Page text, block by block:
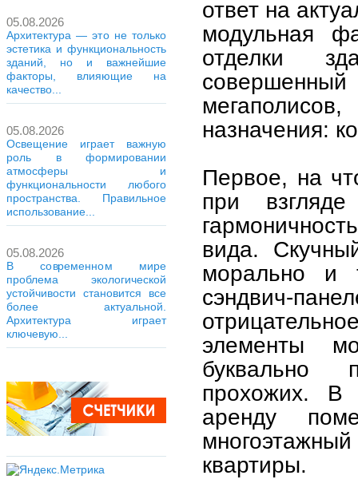
05.08.2026
Архитектура — это не только
эстетика и функциональность
зданий, но и важнейшие
факторы, влияющие на
качество...
05.08.2026
Освещение играет важную
роль в формировании
атмосферы и
функциональности любого
пространства. Правильное
использование...
05.08.2026
В современном мире
проблема экологической
устойчивости становится все
более актуальной.
Архитектура играет
ключевую...
ответ на
модульная
отделки
совершенный
назначения:
Первое, на
при
вида.
морально и
сэндвич-
элементы
буквально
прохожих. В
аренду
квартиры.